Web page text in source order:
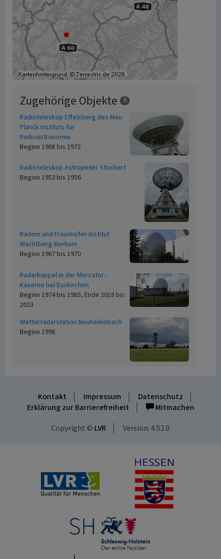
Zugehörige Objekte 5
Radioteleskop Effelsberg des Max-
Planck Instituts für
Radioastronomie
Beginn 1968 bis 1972
Radioteleskop Astropeiler Stockert
Beginn 1953 bis 1956
Radom und Fraunhofer-Institut
Wachtberg-Berkum
Beginn 1967 bis 1970
Radarkuppel in der Mercator-
Kaserne bei Euskirchen
Beginn 1974 bis 1985, Ende 2018 bis
2023
Wetterradarstation Neuheilenbach
Beginn 1998
Kontakt Impressum
Datenschutz
Erklärung zur Barrierefreiheit
Mitmachen
Copyright © LVR Version: 4.52.0